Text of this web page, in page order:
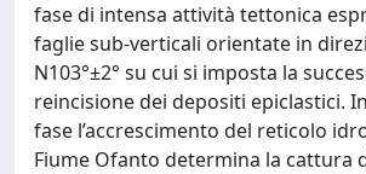
fase di intensa attività tettonica
faglie sub-verticali orientate in
N103°±2° su cui si imposta la
reincisione dei depositi epiclastici.
fase l’accrescimento del reticolo
Fiume Ofanto determina la cattura